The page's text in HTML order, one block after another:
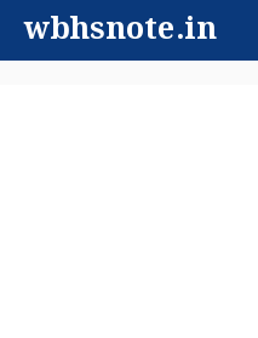
Skipwbhsnote.in